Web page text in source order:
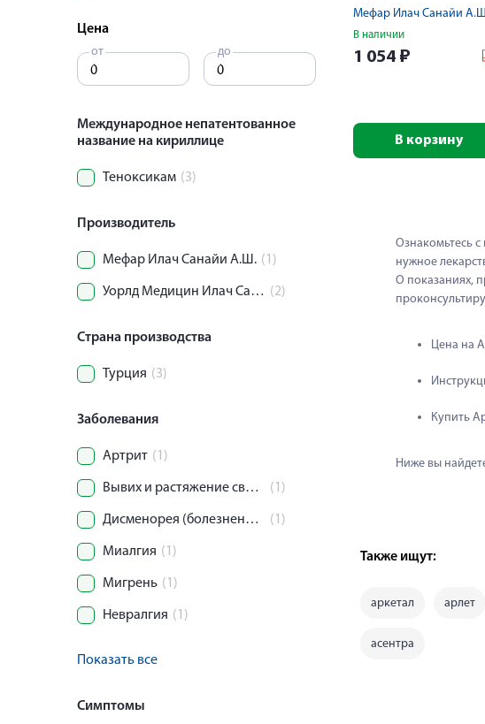
Цена
от до
Международное непатентованное
название на кириллице
Теноксикам (3)
Производитель
Мефар Илач Санайи А.Ш. (1)
Уорлд Медицин Илач Сан ве Тидж А.Ш. (2)
Страна производства
Турция (3)
Заболевания
Артрит (1)
Вывих и растяжение связочного аппарата сустава (1)
Дисменорея (болезненные менструации) (1)
Миалгия (1)
Мигрень (1)
Невралгия (1)
Показать все
Симптомы
внутримышечного
Мефар Илач Санайи
В наличии
1 054 ₽
В корзину
Ознакомьтесь с
нужное
О показаниях,
Цена на
Купить
Ниже вы
Также ищут:
аркетал арлет
асентра